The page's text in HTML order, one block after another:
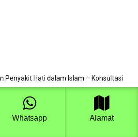
Penyakit Hati dalam Islam – Konsultasi
Keluar dari Jerat Riba dalam Islam
Whatsapp Alamat